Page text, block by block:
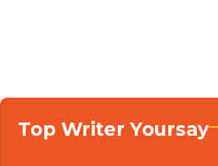
Top Writer Yoursay